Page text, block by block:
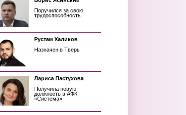
Поручился за свою
трудоспособность
Рустам Халиков
Назначен в Тверь
Лариса Пастухова
Получила новую
должность в АФК
«Система»